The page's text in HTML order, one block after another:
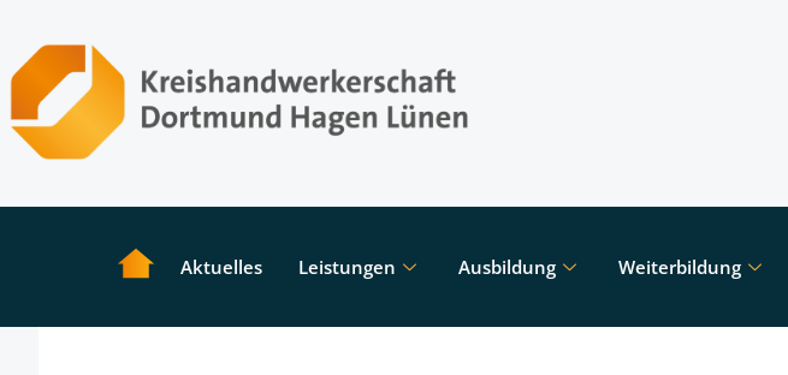
Aktuelles Leistungen Ausbildung Weiterbildung